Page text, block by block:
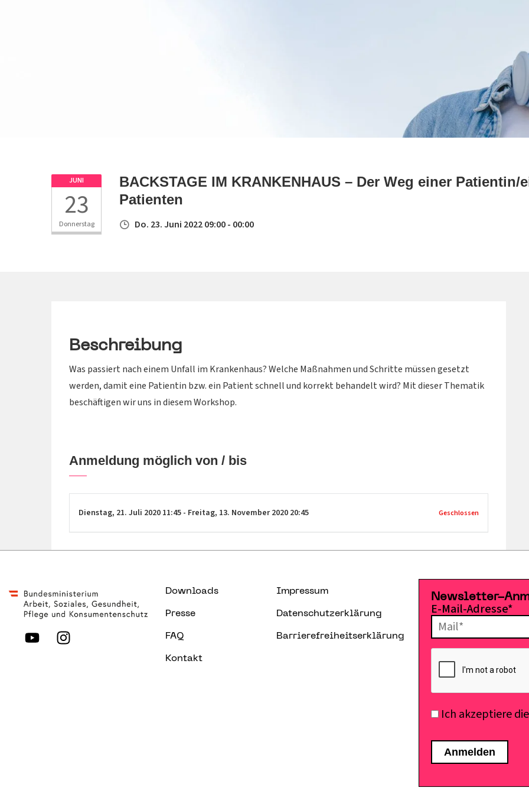
JUNI
23
Donnerstag
BACKSTAGE IM KRANKENHAUS – Der Weg einer Patientin/
Patienten
Do. 23. Juni 2022 09:00 - 00:00
Beschreibung
Was passiert nach einem Unfall im Krankenhaus? Welche Maßnahmen und Schritte müssen gesetzt
werden, damit eine Patientin bzw. ein Patient schnell und korrekt behandelt wird? Mit dieser Thematik
beschäftigen wir uns in diesem Workshop.
Anmeldung möglich von / bis
Dienstag, 21. Juli 2020 11:45 - Freitag, 13. November 2020 20:45 Geschlossen
Downloads
Presse
FAQ
Kontakt
Impressum
Datenschutzerklärung
Barrierefreiheitserklärung
Newsletter-
E-Mail-Adresse*
Ich akzeptiere